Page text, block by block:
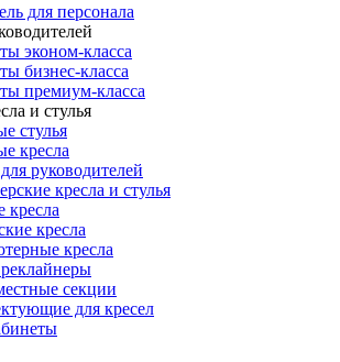
для персонала
эконом-класса
бизнес-класса
премиум-класса
и стулья
стулья
кресла
руководителей
кресла и стулья
кресла
кресла
кресла
секции
для кресел